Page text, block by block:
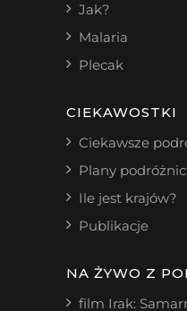
Jak?
Malaria
Plecak
CIEKAWOSTKI
Ciekawsze
Plany
Ile jest krajów?
Publikacje
NA ŻYWO Z
film Irak: